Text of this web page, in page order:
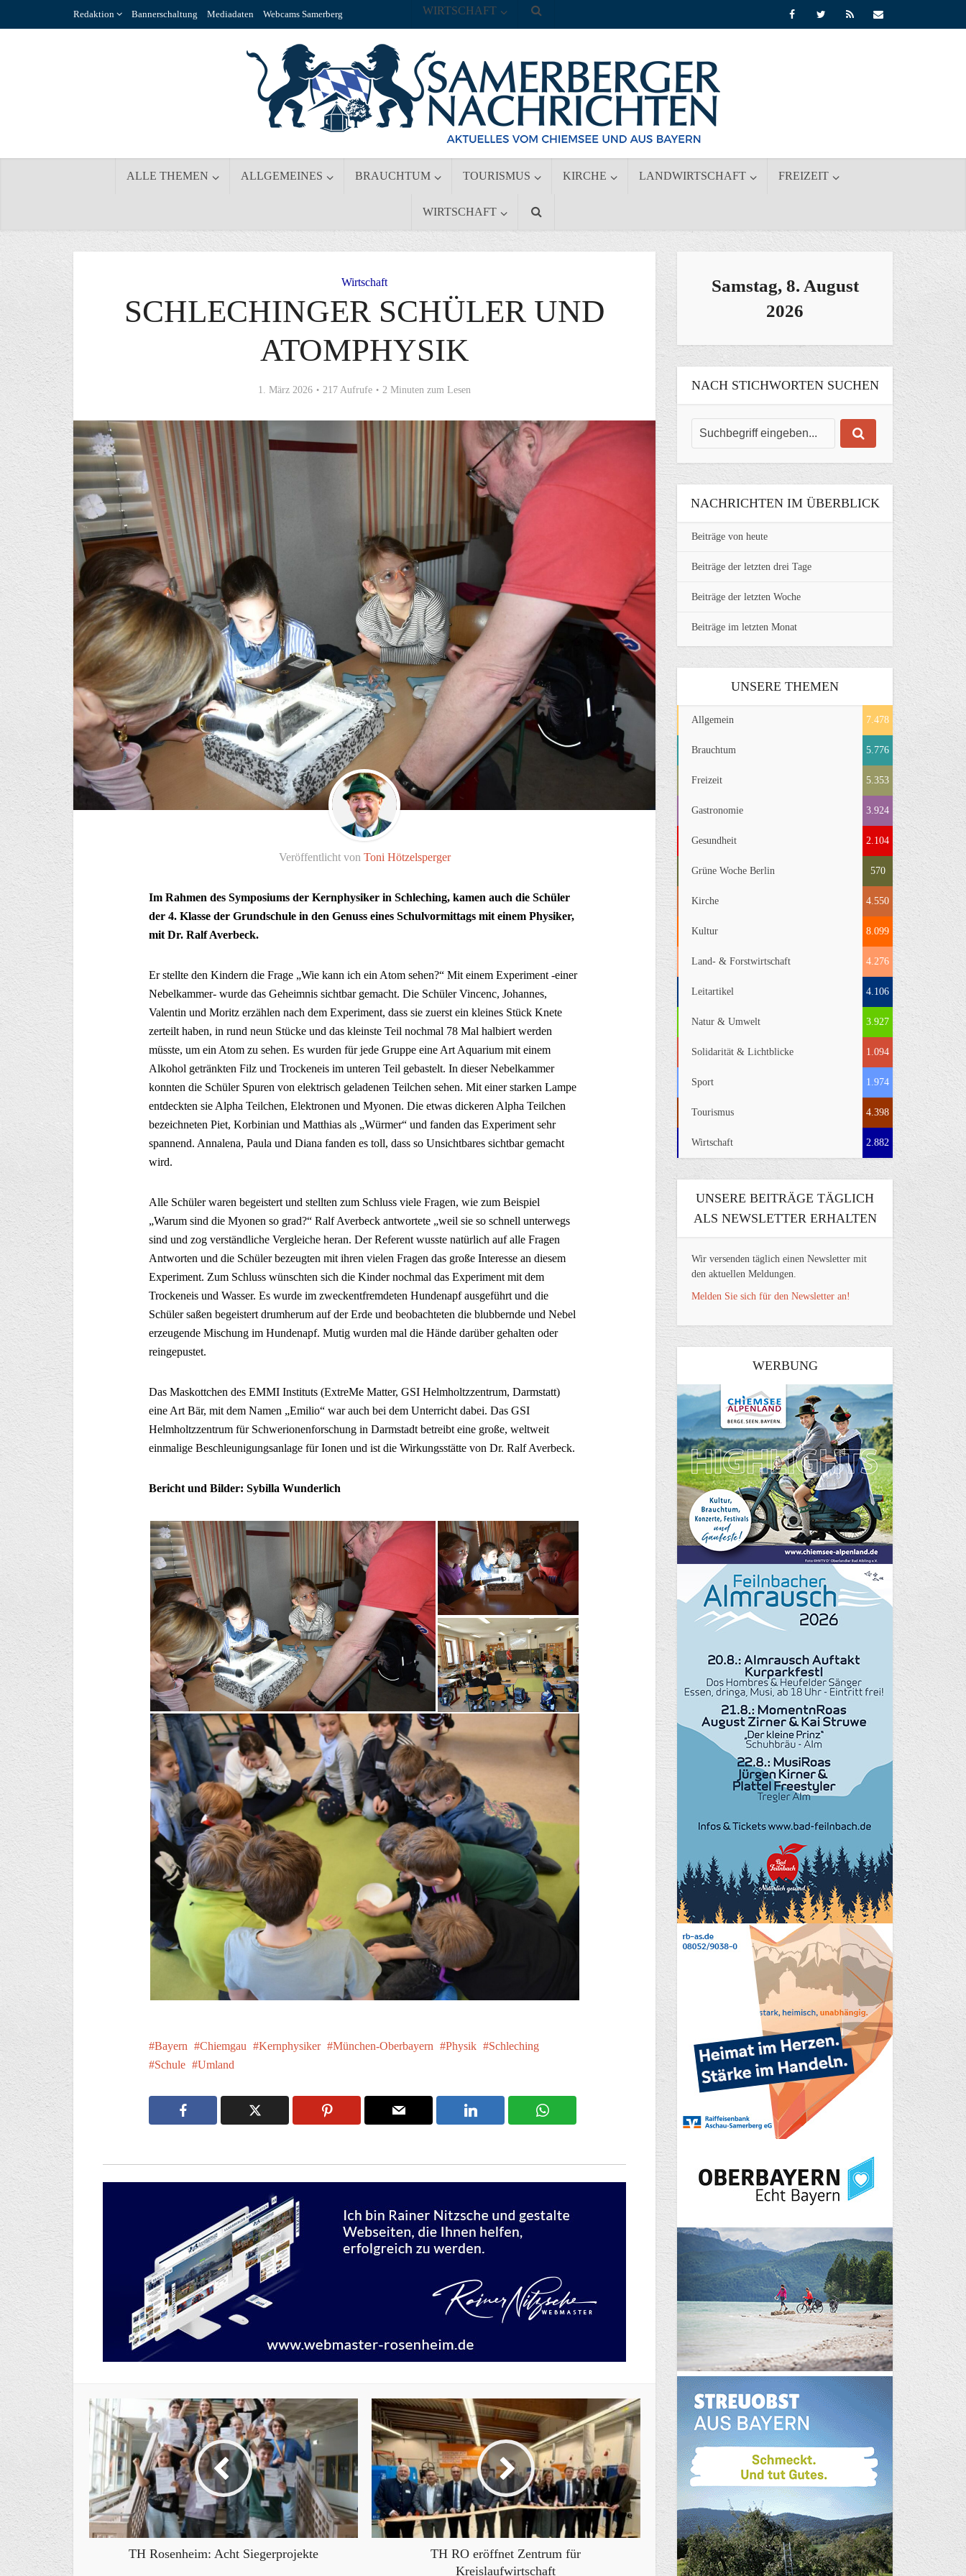
Redaktion Bannerschaltung Mediadaten Webcams Samerberg
ALLE THEMEN ALLGEMEINES BRAUCHTUM TOURISMUS KIRCHE LANDWIRTSCHAFT FREIZEIT
WIRTSCHAFT
WIRTSCHAFT
Wirtschaft
SCHLECHINGER SCHÜLER UND
ATOMPHYSIK
1. März 2026 217 Aufrufe 2 Minuten zum Lesen
Veröffentlicht von Toni Hötzelsperger
Im Rahmen des Symposiums der Kernphysiker in Schleching, kamen auch die Schüler
der 4. Klasse der Grundschule in den Genuss eines Schulvormittags mit einem Physiker,
mit Dr. Ralf Averbeck.
Er stellte den Kindern die Frage „Wie kann ich ein Atom sehen?“ Mit einem Experiment -einer
Nebelkammer- wurde das Geheimnis sichtbar gemacht. Die Schüler Vincenc, Johannes,
Valentin und Moritz erzählen nach dem Experiment, dass sie zuerst ein kleines Stück Knete
zerteilt haben, in rund neun Stücke und das kleinste Teil nochmal 78 Mal halbiert werden
müsste, um ein Atom zu sehen. Es wurden für jede Gruppe eine Art Aquarium mit einem
Alkohol getränkten Filz und Trockeneis im unteren Teil gebastelt. In dieser Nebelkammer
konnten die Schüler Spuren von elektrisch geladenen Teilchen sehen. Mit einer starken Lampe
entdeckten sie Alpha Teilchen, Elektronen und Myonen. Die etwas dickeren Alpha Teilchen
bezeichneten Piet, Korbinian und Matthias als „Würmer“ und fanden das Experiment sehr
spannend. Annalena, Paula und Diana fanden es toll, dass so Unsichtbares sichtbar gemacht
wird.
Alle Schüler waren begeistert und stellten zum Schluss viele Fragen, wie zum Beispiel
„Warum sind die Myonen so grad?“ Ralf Averbeck antwortete „weil sie so schnell unterwegs
sind und zog verständliche Vergleiche heran. Der Referent wusste natürlich auf alle Fragen
Antworten und die Schüler bezeugten mit ihren vielen Fragen das große Interesse an diesem
Experiment. Zum Schluss wünschten sich die Kinder nochmal das Experiment mit dem
Trockeneis und Wasser. Es wurde im zweckentfremdeten Hundenapf ausgeführt und die
Schüler saßen begeistert drumherum auf der Erde und beobachteten die blubbernde und Nebel
erzeugende Mischung im Hundenapf. Mutig wurden mal die Hände darüber gehalten oder
reingepustet.
Das Maskottchen des EMMI Instituts (ExtreMe Matter, GSI Helmholtzzentrum, Darmstatt)
eine Art Bär, mit dem Namen „Emilio“ war auch bei dem Unterricht dabei. Das GSI
Helmholtzzentrum für Schwerionenforschung in Darmstadt betreibt eine große, weltweit
einmalige Beschleunigungsanlage für Ionen und ist die Wirkungsstätte von Dr. Ralf Averbeck.
Bericht und Bilder: Sybilla Wunderlich
Bayern Chiemgau Kernphysiker München-Oberbayern Physik
Schleching
Schule
Umland
TH Rosenheim: Acht Siegerprojekte
TH RO eröffnet Zentrum für
Kreislaufwirtschaft
Samstag, 8. August
2026
NACH STICHWORTEN SUCHEN
NACHRICHTEN IM ÜBERBLICK
Beiträge von heute
Beiträge der letzten drei Tage
Beiträge der letzten Woche
Beiträge im letzten Monat
UNSERE THEMEN
Allgemein 7.478
Brauchtum 5.776
Freizeit 5.353
Gastronomie 3.924
Gesundheit 2.104
Grüne Woche Berlin 570
Kirche 4.550
Kultur 8.099
Land- & Forstwirtschaft 4.276
Leitartikel 4.106
Natur & Umwelt 3.927
Solidarität & Lichtblicke 1.094
Sport 1.974
Tourismus 4.398
Wirtschaft 2.882
UNSERE BEITRÄGE TÄGLICH
ALS NEWSLETTER ERHALTEN
Wir versenden täglich einen Newsletter mit
den aktuellen Meldungen.
Melden Sie sich für den Newsletter an!
WERBUNG